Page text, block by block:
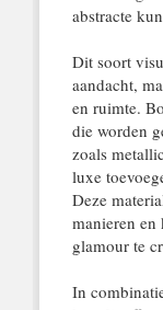
abstracte
Dit soort
aandacht,
en ruimte.
die worden
zoals
luxe
Deze
manieren en
glamour te
In